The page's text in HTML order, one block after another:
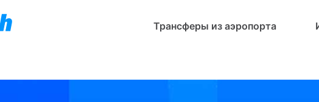
Трансферы из аэропорта